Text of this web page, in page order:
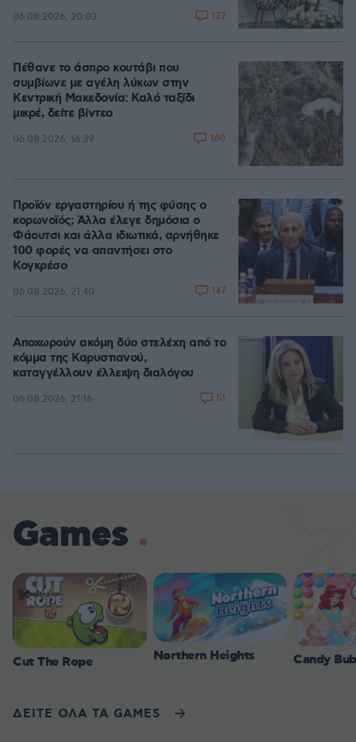
06.08.2026, 20:03 127
Πέθανε το άσπρο κουτάβι που
συμβίωνε με αγέλη λύκων στην
Κεντρική Μακεδονία: Καλό ταξίδι
μικρέ, δείτε βίντεο
06.08.2026, 16:39 160
Προϊόν εργαστηρίου ή της φύσης ο
κορωνοϊός; Άλλα έλεγε δημόσια ο
Φάουτσι και άλλα ιδιωτικά, αρνήθηκε
100 φορές να απαντήσει στο
Κογκρέσο
06.08.2026, 21:40 147
Αποχωρούν ακόμη δύο στελέχη από το
κόμμα της Καρυστιανού,
καταγγέλλουν έλλειψη διαλόγου
06.08.2026, 21:16 51
Games
Cut The Rope Northern Heights Candy
ΔΕΙΤΕ ΟΛΑ ΤΑ GAMES